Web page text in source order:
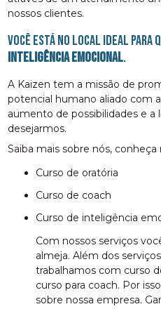
nossos clientes.
Você está no local ideal para
inteligência emocional.
A Kaizen tem a missão de
potencial humano aliado com
aumento de possibilidades e a
desejarmos.
Saiba mais sobre nós,
curso de oratória
curso de coach
curso de inteligência
Com nossos serviços
almeja. Além dos
trabalhamos com curso
curso para coach. Por
sobre nossa empresa.